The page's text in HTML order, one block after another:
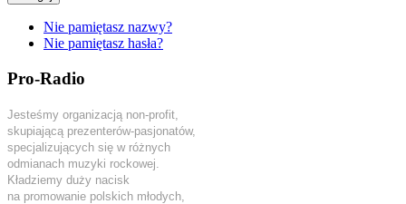
Nie pamiętasz nazwy?
Nie pamiętasz hasła?
Pro-Radio
Jesteśmy organizacją non-profit,
skupiającą prezenterów-pasjonatów,
specjalizujących się w różnych
odmianach muzyki rockowej.
Kładziemy duży nacisk
na promowanie polskich młodych,